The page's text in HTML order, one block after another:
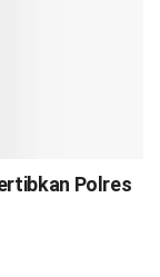
Polres